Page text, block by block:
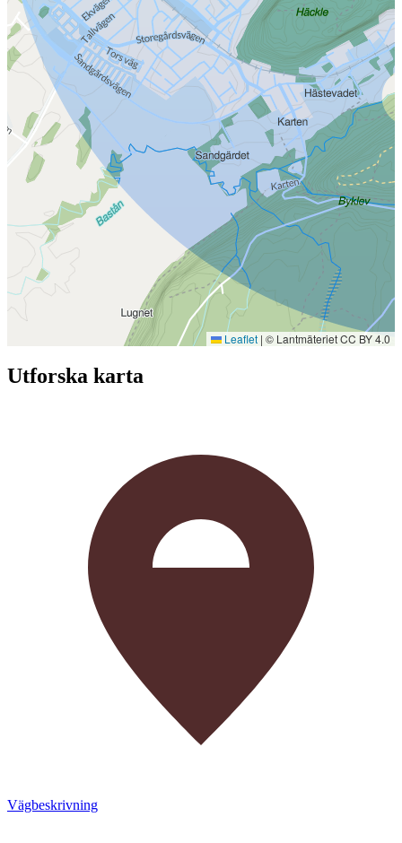
Leaflet | © Lantmäteriet CC BY 4.0
Utforska karta
Vägbeskrivning